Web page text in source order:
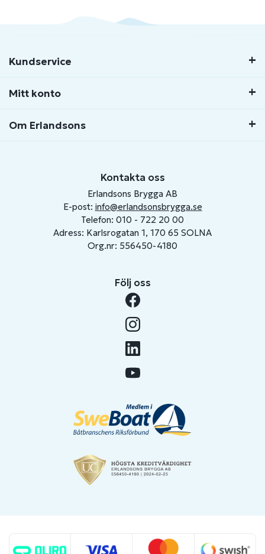
Kundservice
Mitt konto
Om Erlandsons
Kontakta oss
Erlandsons Brygga AB
E-post: info@erlandsonsbrygga.se
Telefon: 010 - 722 20 00
Adress: Karlsrogatan 1, 170 65 SOLNA
Org.nr: 556450-4180
Följ oss